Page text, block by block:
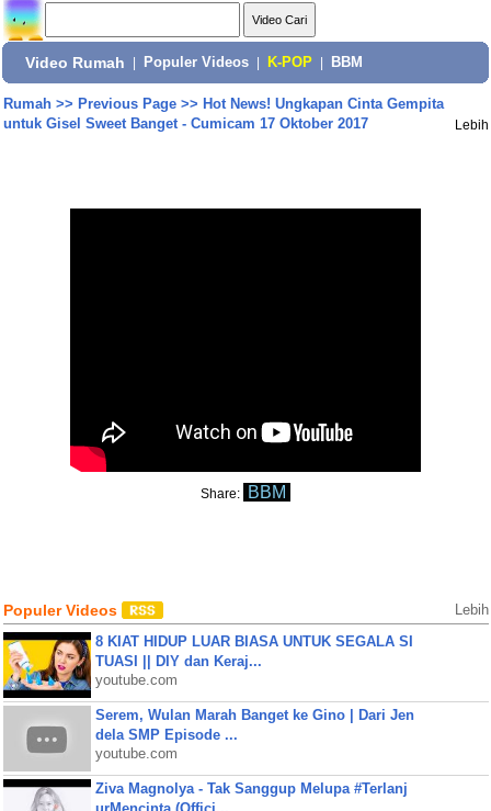
Video Rumah Populer Videos K-POP BBM
Rumah>> Previous Page>> Hot News! Ungkapan Cinta Gempita
untuk Gisel Sweet Banget - Cumicam 17 Oktober 2017
Lebih
Share: BBM
Populer Videos Lebih
8 KIAT HIDUP LUAR BIASA UNTUK SEGALA SI
TUASI || DIY dan Keraj...
youtube.com
Serem, Wulan Marah Banget ke Gino | Dari Jen
dela SMP Episode ...
youtube.com
Ziva Magnolya - Tak Sanggup Melupa #Terlanj